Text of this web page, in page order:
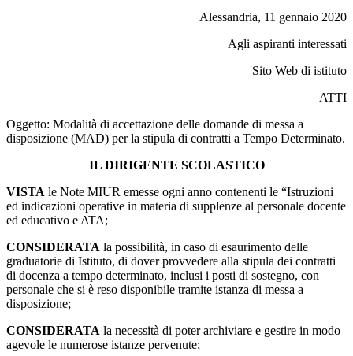
Alessandria, 11 gennaio 2020
Agli aspiranti interessati
Sito Web di istituto
ATTI
Oggetto: Modalità di accettazione delle domande di messa a
disposizione (MAD) per la stipula di contratti a Tempo Determinato.
IL DIRIGENTE SCOLASTICO
VISTA le Note MIUR emesse ogni anno contenenti le “Istruzioni
ed indicazioni operative in materia di supplenze al personale docente
ed educativo e ATA;
CONSIDERATA la possibilità, in caso di esaurimento delle
graduatorie di Istituto, di dover provvedere alla stipula dei contratti
di docenza a tempo determinato, inclusi i posti di sostegno, con
personale che si è reso disponibile tramite istanza di messa a
disposizione;
CONSIDERATA la necessità di poter archiviare e gestire in modo
agevole le numerose istanze pervenute;